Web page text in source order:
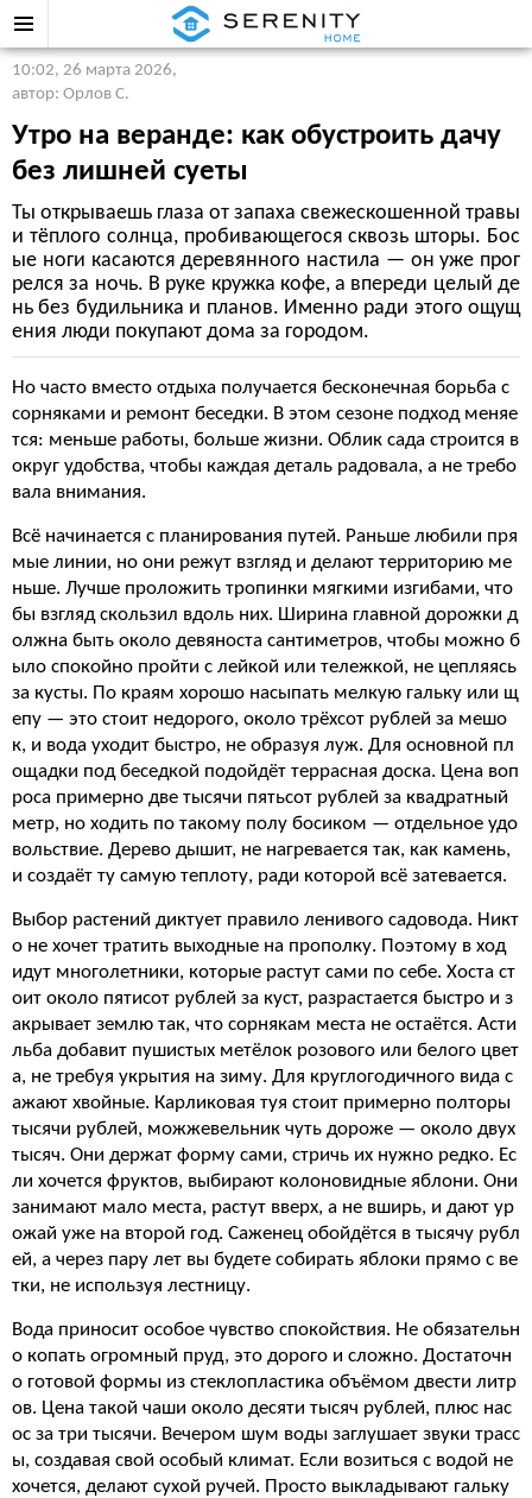
10:02, 26 марта 2026,
автор: Орлов С.
Утро на веранде: как обустроить дачу
без лишней суеты
Ты открываешь глаза от запаха свежескошенной травы
и тёплого солнца, пробивающегося сквозь шторы. Бос
ые ноги касаются деревянного настила — он уже прог
релся за ночь. В руке кружка кофе, а впереди целый де
нь без будильника и планов. Именно ради этого ощущ
ения люди покупают дома за городом.
Но часто вместо отдыха получается бесконечная борьба с
сорняками и ремонт беседки. В этом сезоне подход меняе
тся: меньше работы, больше жизни. Облик сада строится в
округ удобства, чтобы каждая деталь радовала, а не требо
вала внимания.
Всё начинается с планирования путей. Раньше любили пря
мые линии, но они режут взгляд и делают территорию ме
ньше. Лучше проложить тропинки мягкими изгибами, что
бы взгляд скользил вдоль них. Ширина главной дорожки д
олжна быть около девяноста сантиметров, чтобы можно б
ыло спокойно пройти с лейкой или тележкой, не цепляясь
за кусты. По краям хорошо насыпать мелкую гальку или щ
епу — это стоит недорого, около трёхсот рублей за мешо
к, и вода уходит быстро, не образуя луж. Для основной пл
ощадки под беседкой подойдёт террасная доска. Цена воп
роса примерно две тысячи пятьсот рублей за квадратный
метр, но ходить по такому полу босиком — отдельное удо
вольствие. Дерево дышит, не нагревается так, как камень,
и создаёт ту самую теплоту, ради которой всё затевается.
Выбор растений диктует правило ленивого садовода. Никт
о не хочет тратить выходные на прополку. Поэтому в ход
идут многолетники, которые растут сами по себе. Хоста ст
оит около пятисот рублей за куст, разрастается быстро и з
акрывает землю так, что сорнякам места не остаётся. Асти
льба добавит пушистых метёлок розового или белого цвет
а, не требуя укрытия на зиму. Для круглогодичного вида с
ажают хвойные. Карликовая туя стоит примерно полторы
тысячи рублей, можжевельник чуть дороже — около двух
тысяч. Они держат форму сами, стричь их нужно редко. Ес
ли хочется фруктов, выбирают колоновидные яблони. Они
занимают мало места, растут вверх, а не вширь, и дают ур
ожай уже на второй год. Саженец обойдётся в тысячу рубл
ей, а через пару лет вы будете собирать яблоки прямо с ве
тки, не используя лестницу.
Вода приносит особое чувство спокойствия. Не обязательн
о копать огромный пруд, это дорого и сложно. Достаточн
о готовой формы из стеклопластика объёмом двести литр
ов. Цена такой чаши около десяти тысяч рублей, плюс нас
ос за три тысячи. Вечером шум воды заглушает звуки трасс
ы, создавая свой особый климат. Если возиться с водой не
хочется, делают сухой ручей. Просто выкладывают гальку